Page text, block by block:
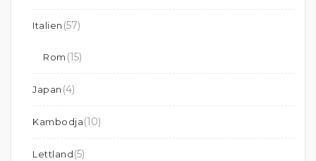
Italien (57)
Rom (15)
Japan (4)
Kambodja(10)
Lettland(5)